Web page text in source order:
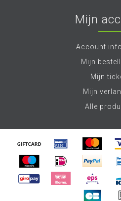
Mijn
Account
Mijn
Mijn
Mijn
Alle